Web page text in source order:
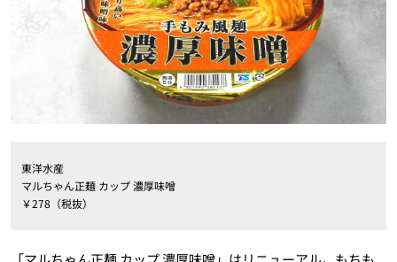
東洋水産
マルちゃん正麺 カップ 濃厚味噌
￥278（税抜）